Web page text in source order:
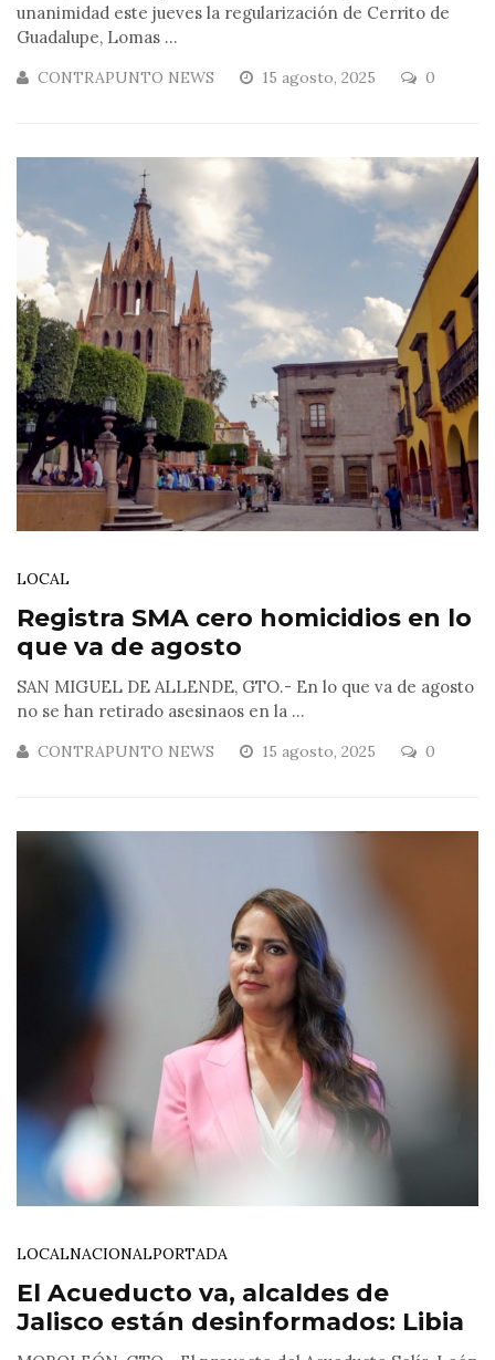
unanimidad este jueves la regularización de Cerrito de
Guadalupe, Lomas ...
CONTRAPUNTO NEWS 15 agosto, 2025 0
LOCAL
Registra SMA cero homicidios en lo
que va de agosto
SAN MIGUEL DE ALLENDE, GTO.- En lo que va de agosto
no se han retirado asesinaos en la ...
CONTRAPUNTO NEWS 15 agosto, 2025 0
LOCALNACIONALPORTADA
El Acueducto va, alcaldes de
Jalisco están desinformados: Libia